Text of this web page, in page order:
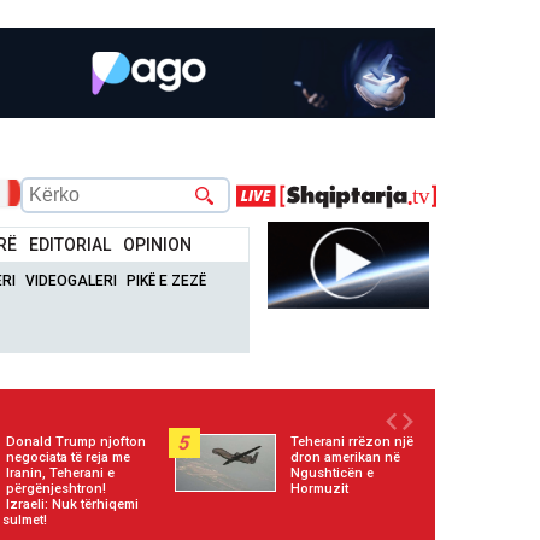
EDITORIAL OPINION
VIDEOGALERI PIKË E ZEZË
Donald Trump njofton
negociata të reja me
Iranin, Teherani e
përgënjeshtron!
Izraeli: Nuk tërhiqemi
5
Teherani rrëzon një
dron amerikan në
Ngushticën e
Hormuzit